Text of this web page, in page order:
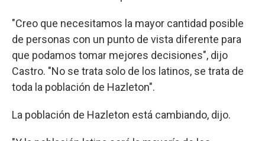
"Creo que necesitamos la mayor cantidad posible
de personas con un punto de vista diferente para
que podamos tomar mejores decisiones", dijo
Castro. "No se trata solo de los latinos, se trata de
toda la población de Hazleton".
La población de Hazleton está cambiando, dijo.